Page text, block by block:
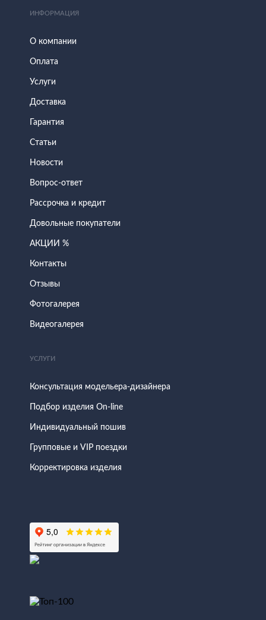
ИНФОРМАЦИЯ
О компании
Оплата
Услуги
Доставка
Гарантия
Статьи
Новости
Вопрос-ответ
Рассрочка и кредит
Довольные покупатели
АКЦИИ %
Контакты
Отзывы
Фотогалерея
Видеогалерея
УСЛУГИ
Консультация модельера-дизайнера
Подбор изделия On-line
Индивидуальный пошив
Групповые и VIP поездки
Корректировка изделия